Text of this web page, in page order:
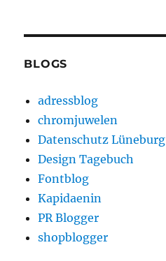
BLOGS
adressblog
chromjuwelen
Datenschutz Lüneburg
Design Tagebuch
Fontblog
Kapidaenin
PR Blogger
shopblogger